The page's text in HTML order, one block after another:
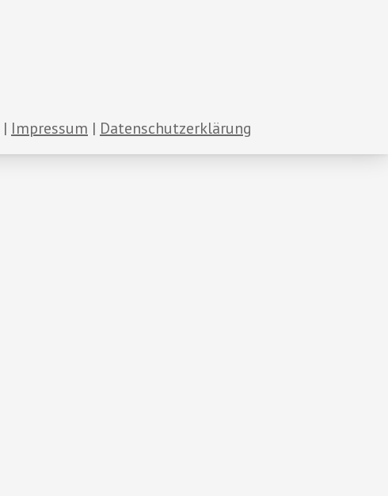
Impressum Datenschutzerklärung